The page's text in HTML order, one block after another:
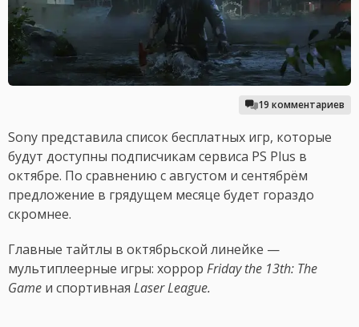
19 комментариев
Sony представила список бесплатных игр, которые
будут доступны подписчикам сервиса PS Plus в
октябре. По сравнению с августом и сентябрём
предложение в грядущем месяце будет гораздо
скромнее.
Главные тайтлы в октябрьской линейке —
мультиплеерные игры: хоррор Friday the 13th: The
Game и спортивная Laser League.